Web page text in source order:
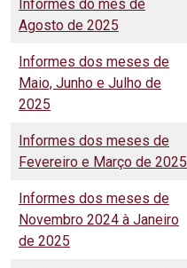
Informes do mês de
Agosto de 2025
Informes dos meses de
Maio, Junho e Julho de
2025
Informes dos meses de
Fevereiro e Março de 2025
Informes dos meses de
Novembro 2024 à Janeiro
de 2025